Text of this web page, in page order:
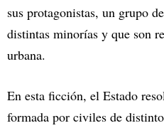
sus protagonistas, un grupo
distintas minorías y que son
urbana.
En esta ficción, el Estado
formada por civiles de